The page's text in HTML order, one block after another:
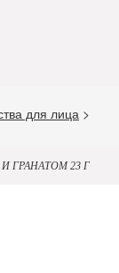
для лица >
И ГРАНАТОМ 23 Г